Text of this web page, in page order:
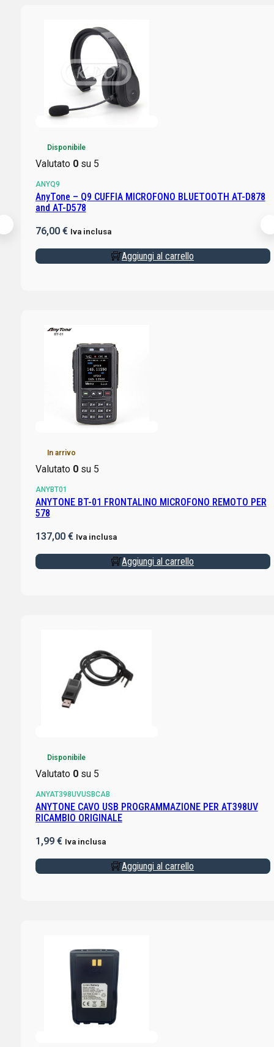
Disponibile
Valutato 0su 5
ANYQ9
AnyTone – Q9 CUFFIA MICROFONO BLUETOOTH AT-D878
and AT-D578
76,00 € Iva inclusa
Aggiungi al carrello
In arrivo
Valutato 0su 5
ANYBT01
ANYTONE BT-01 FRONTALINO MICROFONO REMOTO PER
578
137,00 € Iva inclusa
Aggiungi al carrello
Disponibile
Valutato 0su 5
ANYAT398UVUSBCAB
ANYTONE CAVO USB PROGRAMMAZIONE PER AT398UV
RICAMBIO ORIGINALE
1,99 € Iva inclusa
Aggiungi al carrello